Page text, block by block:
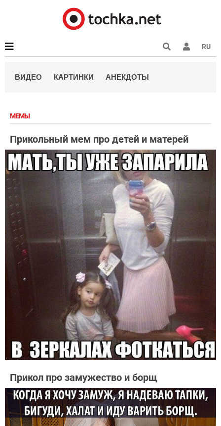
RU
ВИДЕО КАРТИНКИ АНЕКДОТЫ
МЕМЫ
Прикольный мем про детей и матерей
Прикол про замужество и борщ